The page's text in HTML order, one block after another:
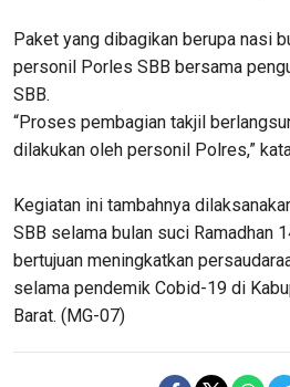
Paket yang dibagikan berupa nasi
personil Porles SBB bersama
SBB.
“Proses pembagian takjil
dilakukan oleh personil Polres,”
Kegiatan ini tambahnya
SBB selama bulan suci Ramadhan
bertujuan meningkatkan
selama pendemik Cobid-19 di
Barat. (MG-07)